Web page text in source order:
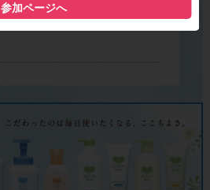
参加ページへ